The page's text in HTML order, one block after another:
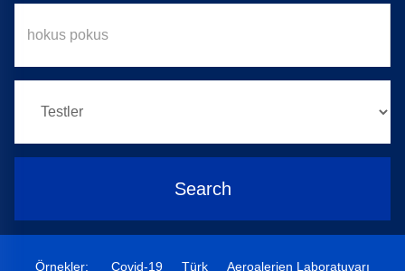
Search
Örnekler: Covid-19 Türk Aeroalerjen Laboratuvarı